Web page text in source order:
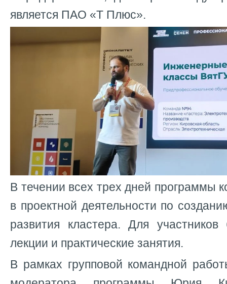
является ПАО «Т Плюс».
В течении всех трех дней программы
в проектной деятельности по
развития кластера. Для
лекции и практические занятия.
В рамках групповой командной